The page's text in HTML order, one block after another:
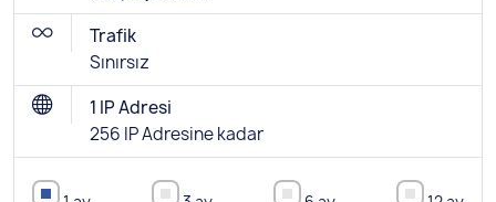
Trafik
Sınırsız
1 IP Adresi
256 IP Adresine kadar